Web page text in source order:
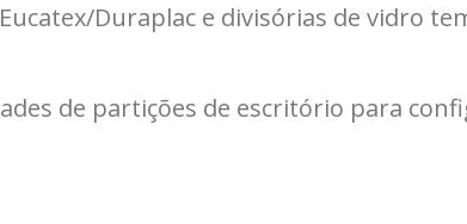
Duraplac e divisórias de vidro
de partições de escritório para